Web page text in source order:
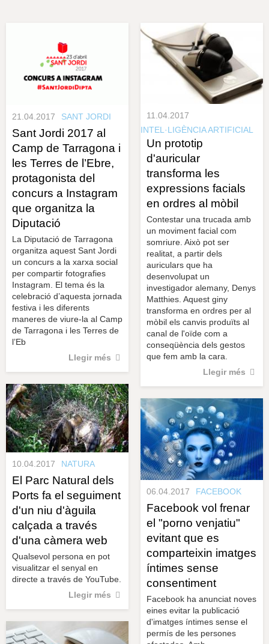
l
e
s
a
u
21.04.2017 SANT JORDI
Sant Jordi 2017 al
Camp de Tarragona i
les Terres de l’Ebre,
protagonista del
concurs a Instagram
que organitza la
Diputació
La Diputació de Tarragona
organitza aquest Sant Jordi
un concurs a la xarxa social
per compartir fotografies
Instagram. El tema és la
celebració d’aquesta jornada
festiva i les diferents
maneres de viure-la al Camp
de Tarragona i les Terres de
l’Eb
Llegir més
11.04.2017
INTEL·LIGÈNCIA ARTIFICIAL
Un prototip
d'auricular
transforma les
expressions facials
en ordres al mòbil
Contestar una trucada amb
un moviment facial com
somriure. Això pot ser
realitat, a partir dels
auriculars que ha
desenvolupat un
investigador alemany, Denys
Matthies. Aquest giny
transforma en ordres per al
mòbil els canvis produïts al
canal de l'oïde com a
conseqüència dels gestos
que fem amb la cara.
Llegir més
10.04.2017 NATURA
El Parc Natural dels
Ports fa el seguiment
d'un niu d'àguila
calçada a través
d'una càmera web
Qualsevol persona en pot
visualitzar el senyal en
directe a través de YouTube.
Llegir més
06.04.2017 FACEBOOK
Facebook vol frenar
el "porno venjatiu"
evitant que es
comparteixin imatges
íntimes sense
consentiment
Facebook ha anunciat noves
eines evitar la publicació
d'imatges íntimes sense el
permís de les persones